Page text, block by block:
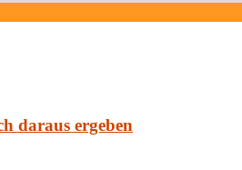
daraus ergeben